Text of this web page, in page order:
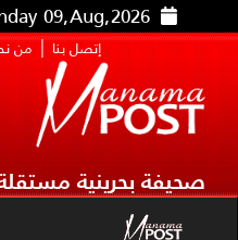
09,Aug,2026
إتصل بنا | من نحن
صحيفة بحرينية مستقلة